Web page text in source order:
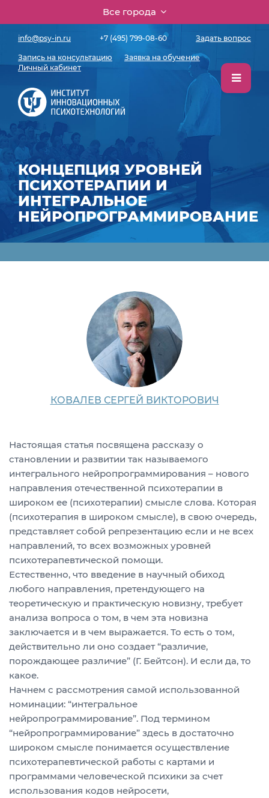
Все города
info@psy-in.ru +7 (495) 799-08-60 Задать вопрос
Запись на консультацию
Заявка на обучение
Личный кабинет
КОНЦЕПЦИЯ УРОВНЕЙ
ПСИХОТЕРАПИИ И
ИНТЕГРАЛЬНОЕ
НЕЙРОПРОГРАММИРОВАНИЕ
КОВАЛЕВ СЕРГЕЙ ВИКТОРОВИЧ
Настоящая статья посвящена рассказу о
становлении и развитии так называемого
интегрального нейропрограммирования – нового
направления отечественной психотерапии в
широком ее (психотерапии) смысле слова. Которая
(психотерапия в широком смысле), в свою очередь,
представляет собой репрезентацию если и не всех
направлений, то всех возможных уровней
психотерапевтической помощи.
Естественно, что введение в научный обиход
любого направления, претендующего на
теоретическую и практическую новизну, требует
анализа вопроса о том, в чем эта новизна
заключается и в чем выражается. То есть о том,
действительно ли оно создает “различие,
порождающее различие” (Г. Бейтсон). И если да, то
какое.
Начнем с рассмотрения самой использованной
номинации: “интегральное
нейропрограммирование”. Под термином
“нейропрограммирование” здесь в достаточно
широком смысле понимается осуществление
психотерапевтической работы с картами и
программами человеческой психики за счет
использования кодов нейросети,